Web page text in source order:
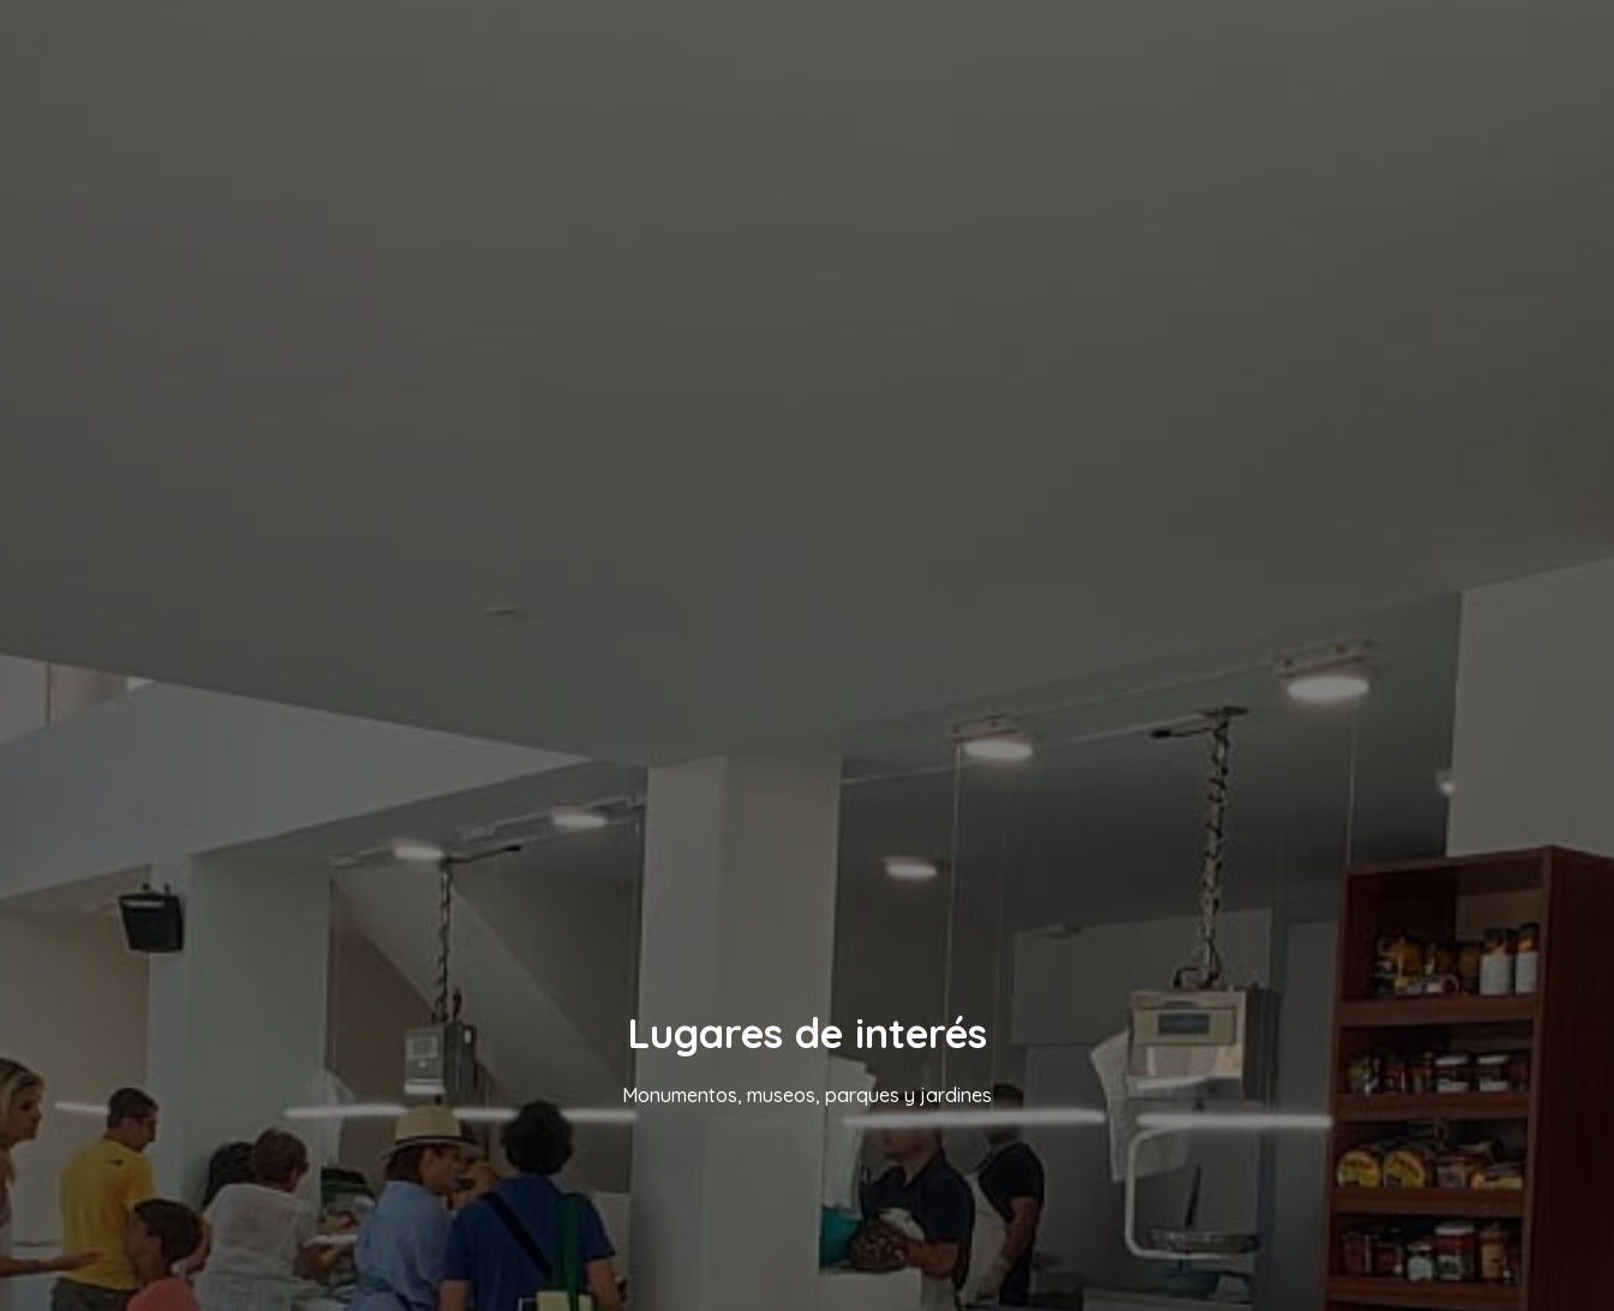
Lugares de interés
Monumentos, museos, parques y jardines